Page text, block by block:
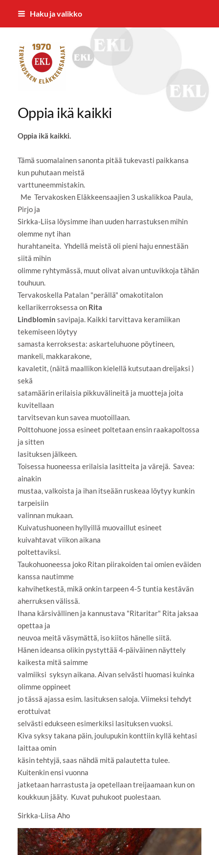
Siirry
Haku ja valikko
Tervakosken Eläkkeensaajat ry
Oppia ikä kaikki
Oppia ikä kaikki.
Tämä suomalainen sanonta pitää tukevasti paikkansa
kun puhutaan meistä
varttuneemmistakin.
Me Tervakosken Eläkkeensaajien 3 uskalikkoa Paula,
Pirjo ja
Sirkka-Liisa löysimme ihan uuden harrastuksen mihin
olemme nyt ihan
hurahtaneita. Yhdellä meistä oli pieni haju ennestään
siitä mihin
olimme ryhtymässä, muut olivat aivan untuvikkoja tähän
touhuun.
Tervakoskella Patalan "perällä" omakotitalon
kellarikerroksessa on Rita
Lindblomin savipaja. Kaikki tarvittava keramiikan
tekemiseen löytyy
samasta kerroksesta: askarteluhuone pöytineen,
mankeli, makkarakone,
kavaletit, (näitä maallikon kielellä kutsutaan dreijaksi )
sekä
satamäärin erilaisia pikkuvälineitä ja muotteja joita
kuvitellaan
tarvitsevan kun savea muotoillaan.
Polttohuone jossa esineet poltetaan ensin raakapoltossa
ja sitten
lasituksen jälkeen.
Toisessa huoneessa erilaisia lasitteita ja värejä. Savea:
ainakin
mustaa, valkoista ja ihan itseään ruskeaa löytyy kunkin
tarpeisiin
valinnan mukaan.
Kuivatushuoneen hyllyillä muovaillut esineet
kuivahtavat viikon aikana
poltettaviksi.
Taukohuoneessa joko Ritan piirakoiden tai omien eväiden
kanssa nautimme
kahvihetkestä, mikä onkin tarpeen 4-5 tuntia kestävän
aherruksen välissä.
Ihana kärsivällinen ja kannustava "Ritaritar" Rita jaksaa
opettaa ja
neuvoa meitä väsymättä, iso kiitos hänelle siitä.
Hänen ideansa olikin pystyttää 4-päiväinen näyttely
kaikesta mitä saimme
valmiiksi syksyn aikana. Aivan selvästi huomasi kuinka
olimme oppineet
jo tässä ajassa esim. lasituksen saloja. Viimeksi tehdyt
erottuivat
selvästi edukseen esimerkiksi lasituksen vuoksi.
Kiva syksy takana päin, joulupukin konttiin kyllä kehtasi
laittaa omin
käsin tehtyjä, saas nähdä mitä palautetta tulee.
Kuitenkin ensi vuonna
jatketaan harrastusta ja opetellaan treijaamaan kun on
koukkuun jääty. Kuvat puhukoot puolestaan.
Sirkka-Liisa Aho